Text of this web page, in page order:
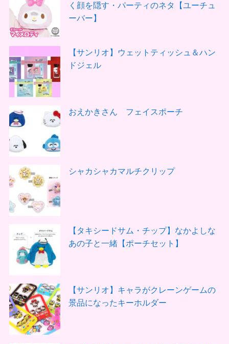
く顔を隠す・パーティのネタ【ユーチュ
ーバー】
【サンリオ】ウェットティッシュ＆ハン
ドジェル
おえかきさん フェイスポーチ
シャカシャカマルチクリップ
【タキシードサム・チップ】なかよしな
あの子と一緒【ポーチセット】
【サンリオ】キャラがクレーンゲームの
景品になったキーホルダー